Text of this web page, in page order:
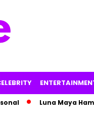
Luna Maya Hamil